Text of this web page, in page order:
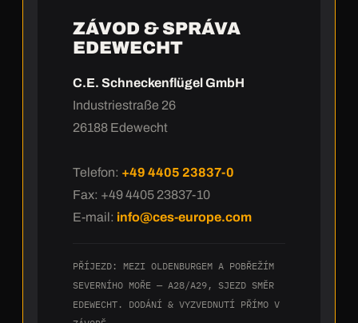
ZÁVOD & SPRÁVA
EDEWECHT
C.E. Schneckenflügel GmbH
Industriestraße 26
26188 Edewecht
Telefon: +49 4405 23837-0
Fax: +49 4405 23837-10
E-mail: info@ces-europe.com
PŘÍJEZD: MEZI OLDENBURGEM A POBŘEŽÍM
SEVERNÍHO MOŘE — A28/A29, SJEZD SMĚR
EDEWECHT. DODÁNÍ & VYZVEDNUTÍ PŘÍMO V